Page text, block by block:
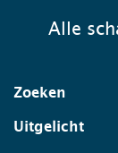
Alle
Zoeken
Uitgelicht